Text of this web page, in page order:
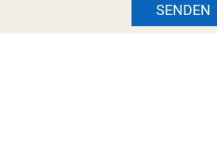
SENDEN